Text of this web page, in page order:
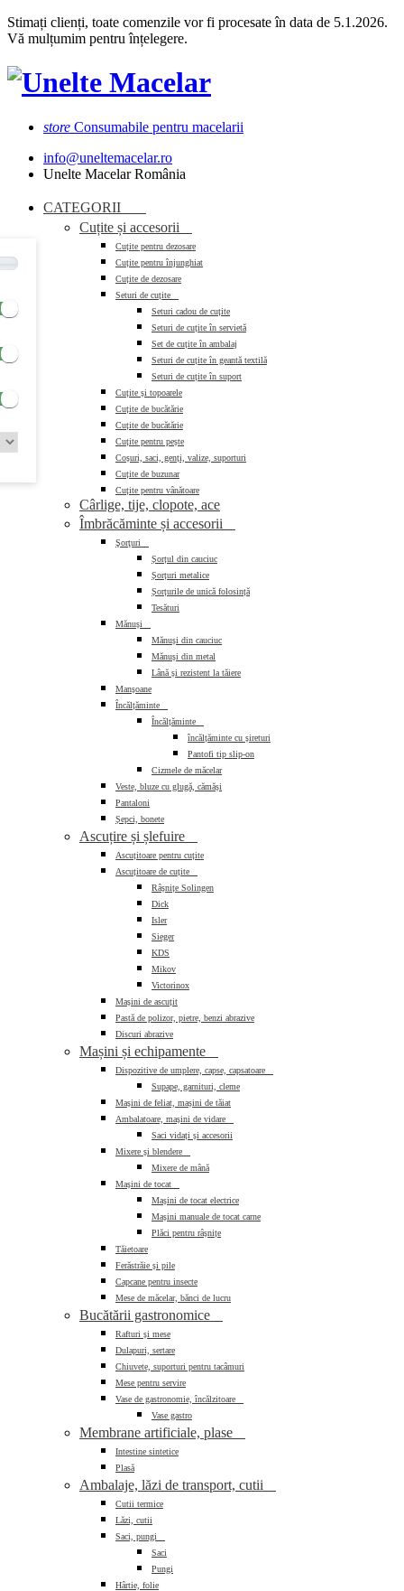
Stimați clienți, toate comenzile vor fi procesate în data de 5.1.2026.
Vă mulțumim pentru înțelegere.
store Consumabile pentru macelarii
info@uneltemacelar.ro
Unelte Macelar România
CATEGORII
Cuțite și accesorii
Cuțite pentru dezosare
Cuțite pentru înjunghiat
Cuțite de dezosare
Seturi de cuțite
Seturi cadou de cuțite
Seturi de cuțite în servietă
Set de cuțite în ambalaj
Seturi de cuțite în geantă textilă
Seturi de cuțite în suport
Cuțite și topoarele
Cuțite de bucătărie
Cuțite de bucătărie
Cuțite pentru pește
Coșuri, saci, genți, valize, suporturi
Cuțite de buzunar
Cuțite pentru vânătoare
Cârlige, tije, clopote, ace
Îmbrăcăminte și accesorii
Şorţuri
Șorțul din cauciuc
Șorțuri metalice
Șorțurile de unică folosință
Tesături
Mănuși
Mănuși din cauciuc
Mănuși din metal
Lână și rezistent la tăiere
Manșoane
Încălțăminte
Încălțăminte
încălțăminte cu șireturi
Pantofi tip slip-on
Cizmele de măcelar
Veste, bluze cu glugă, cămăși
Pantaloni
Șepci, bonete
Ascuțire și șlefuire
Ascuțitoare pentru cuțite
Ascuțitoare de cuțite
Râșnițe Solingen
Dick
Isler
Sieger
KDS
Mikov
Victorinox
Mașini de ascuțit
Pastă de polizor, pietre, benzi abrazive
Discuri abrazive
Mașini și echipamente
Dispozitive de umplere, capse, capsatoare
Supape, garnituri, cleme
Mașini de feliat, mașini de tăiat
Ambalatoare, mașini de vidare
Saci vidați și accesorii
Mixere și blendere
Mixere de mână
Mașini de tocat
Mașini de tocat electrice
Mașini manuale de tocat carne
Plăci pentru râșnițe
Tăietoare
Ferăstrăie și pile
Capcane pentru insecte
Mese de măcelar, bănci de lucru
Bucătării gastronomice
Rafturi și mese
Dulapuri, sertare
Chiuvete, suporturi pentru tacâmuri
Mese pentru servire
Vase de gastronomie, încălzitoare
Vase gastro
Membrane artificiale, plase
Intestine sintetice
Plasă
Ambalaje, lăzi de transport, cutii
Cutii termice
Lăzi, cutii
Saci, pungi
Saci
Pungi
Hârtie, folie